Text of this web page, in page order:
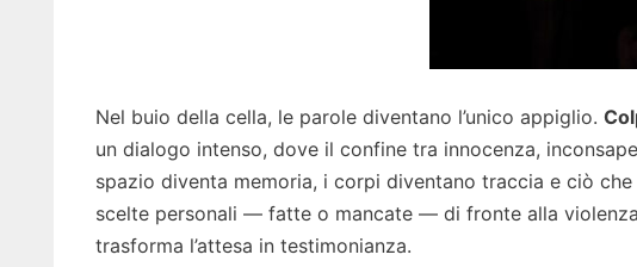
Nel buio della cella, le parole diventano l’unico appiglio.
un dialogo intenso, dove il confine tra innocenza,
spazio diventa memoria, i corpi diventano traccia e ciò
scelte personali — fatte o mancate — di fronte alla
trasforma l’attesa in testimonianza.